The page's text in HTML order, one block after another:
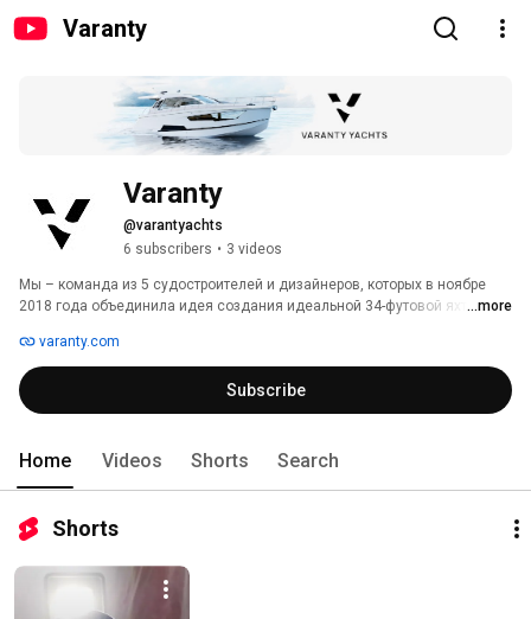
Varanty
Varanty
@varantyachts
6 subscribers • 3 videos
Мы – команда из 5 судостроителей и дизайнеров, которых в ноябре
2018 года объединила идея создания идеальной 34-футовой яхты. 4
которая будет отвечать всем требованиям рынка, как в техническом,
так и в эстетическом плане. На тот момент такого продукта на рынке не
существовало, но нам удалось решить эту задачу и создать
совершенную 34-футовую яхту с нуля. Сегодня мы представляем
...more
varanty.com
Subscribe
Home Videos Shorts Search
Shorts